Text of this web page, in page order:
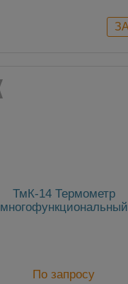
ТмК-14 Термометр
многофункциональный
По запросу